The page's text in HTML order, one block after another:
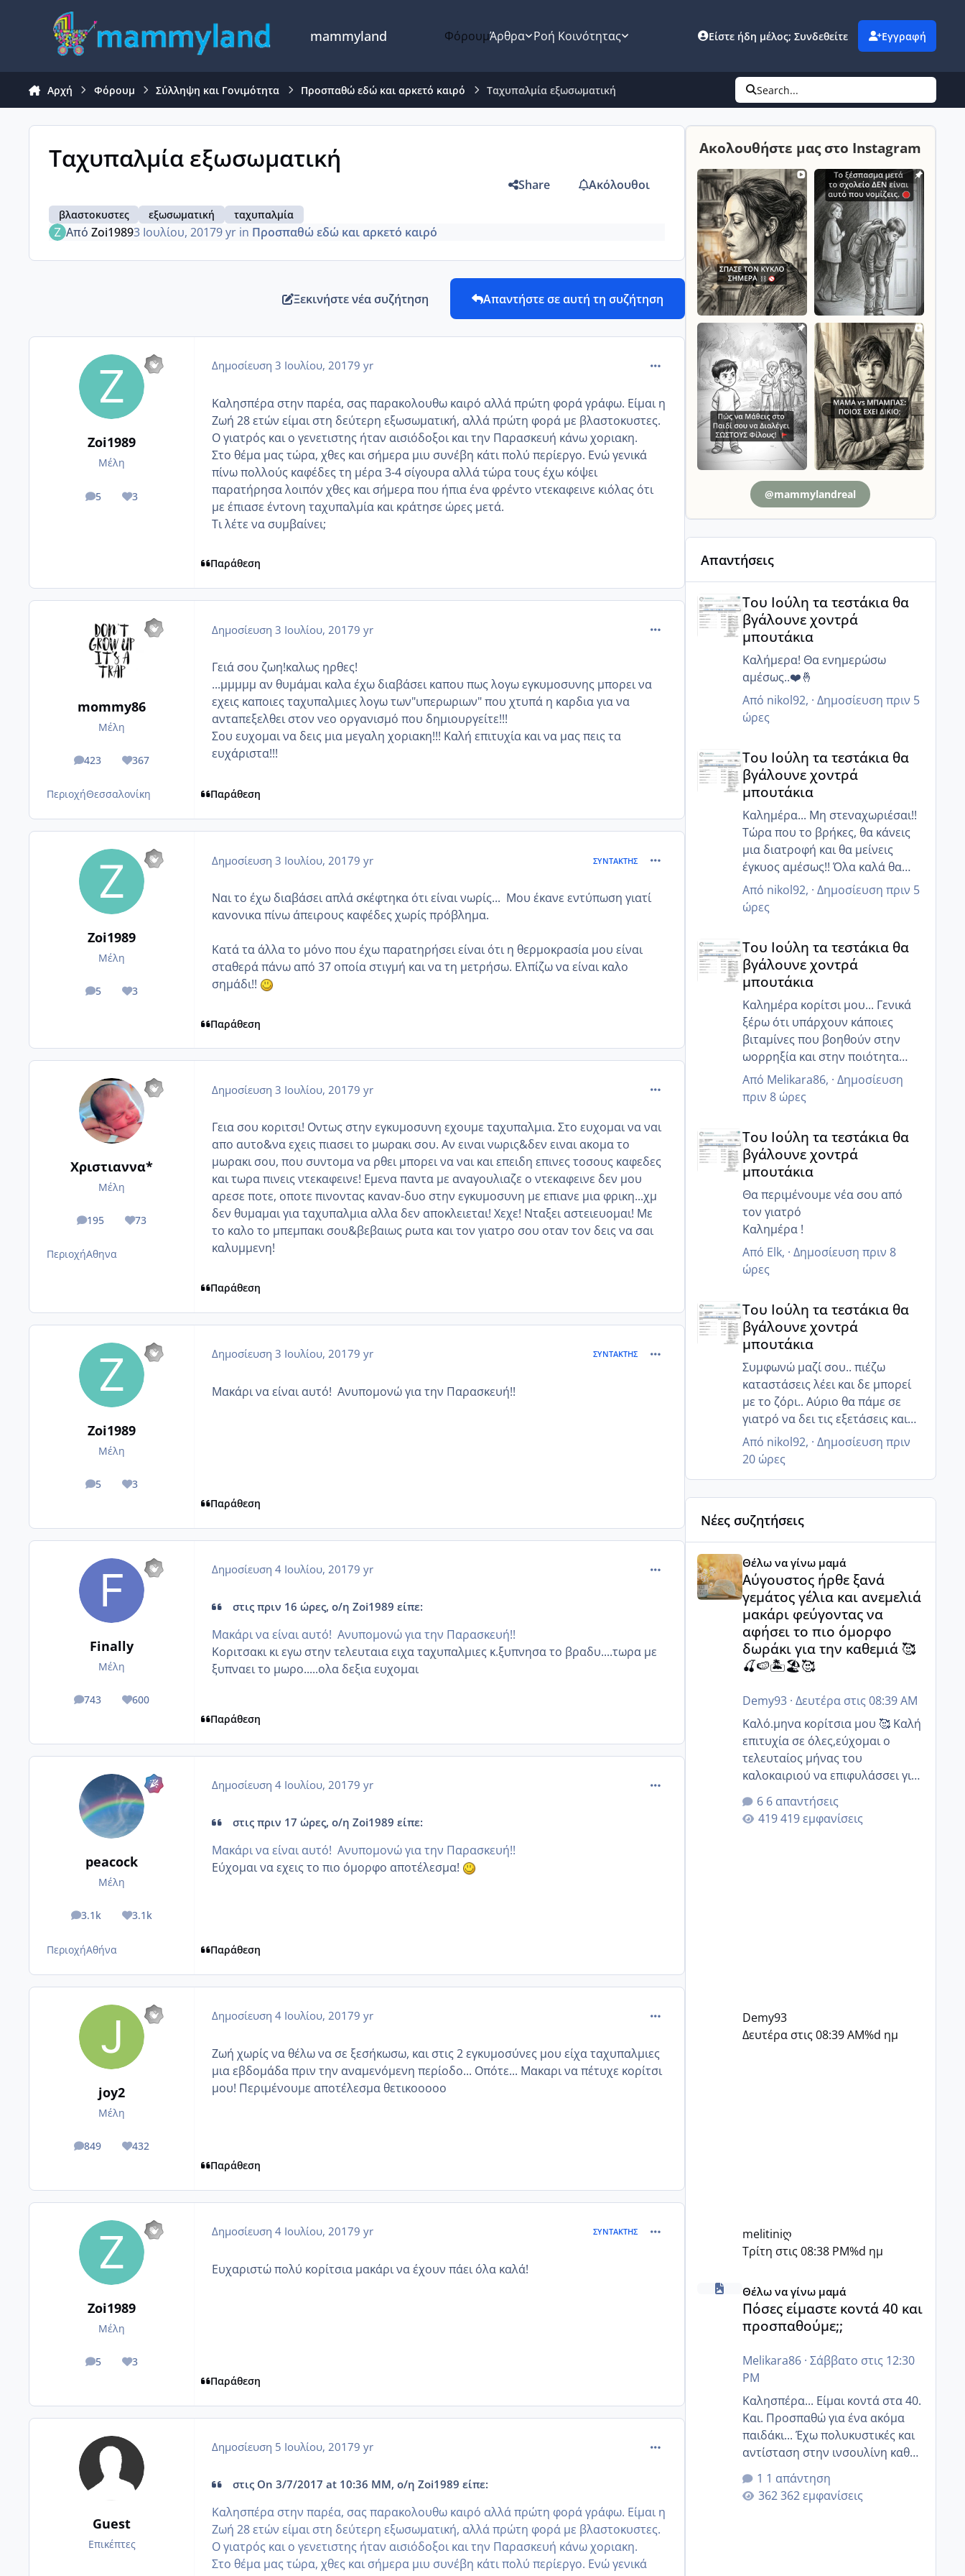
Μετάβαση σε περιεχόμενο
mammyland ΦόρουμΆρθρα Ροή Κοινότητας Είστε ήδη μέλος; Συνδεθείτε Εγγραφή
Αρχή Φόρουμ Σύλληψη και Γονιμότητα Προσπαθώ εδώ και αρκετό καιρό Ταχυπαλμία εξωσωματική Search...
Ταχυπαλμία εξωσωματική
βλαστοκυστες εξωσωματική ταχυπαλμία
Share Ακόλουθοι
ΑπόZoi19893 Ιουλίου, 20179 yr in Προσπαθώ εδώ και αρκετό καιρό
Ξεκινήστε νέα συζήτηση Απαντήστε σε αυτή τη συζήτηση
Zoi1989
Μέλη
5
posts 3
Reputation
Δημοσίευση 3 Ιουλίου, 20179 yr comment_985808
Καλησπέρα στην παρέα, σας παρακολουθω καιρό αλλά πρώτη φορά γράφω. Είμαι η
Ζωή 28 ετών είμαι στη δεύτερη εξωσωματική, αλλά πρώτη φορά με βλαστοκυστες.
Ο γιατρός και ο γενετιστης ήταν αισιόδοξοι και την Παρασκευή κάνω χοριακη.
Στο θέμα μας τώρα, χθες και σήμερα μιυ συνέβη κάτι πολύ περίεργο. Ενώ γενικά
πίνω πολλούς καφέδες τη μέρα 3-4 σίγουρα αλλά τώρα τους έχω κόψει
παρατήρησα λοιπόν χθες και σήμερα που ήπια ένα φρέντο ντεκαφεινε κιόλας ότι
με έπιασε έντονη ταχυπαλμία και κράτησε ώρες μετά.
Τι λέτε να συμβαίνει;
Παράθεση
mommy86
Μέλη
423
posts 367
Reputation
ΠεριοχήΘεσσαλονίκη
Δημοσίευση 3 Ιουλίου, 20179 yr comment_985809
Γειά σου ζωη!καλως ηρθες!
...μμμμμ αν θυμάμαι καλα έχω διαβάσει καπου πως λογω εγκυμοσυνης μπορει να
εχεις καποιες ταχυπαλμιες λογω των"υπερωριων" που χτυπά η καρδια για να
ανταπεξελθει στον νεο οργανισμό που δημιουργείτε!!!
Σου ευχομαι να δεις μια μεγαλη χοριακη!!! Καλή επιτυχία και να μας πεις τα
ευχάριστα!!!
Παράθεση
Zoi1989
Μέλη
5
posts 3
Reputation
Δημοσίευση 3 Ιουλίου, 20179 yr ΣΥΝΤΆΚΤΗΣ comment_985810
Ναι το έχω διαβάσει απλά σκέφτηκα ότι είναι νωρίς... Μου έκανε εντύπωση γιατί
κανονικα πίνω άπειρους καφέδες χωρίς πρόβλημα.
Κατά τα άλλα το μόνο που έχω παρατηρήσει είναι ότι η θερμοκρασία μου είναι
σταθερά πάνω από 37 οποία στιγμή και να τη μετρήσω. Ελπίζω να είναι καλο
σημάδι!!
Παράθεση
Χριστιαννα*
Μέλη
195
posts 73
Reputation
ΠεριοχήΑθηνα
Δημοσίευση 3 Ιουλίου, 20179 yr comment_985811
Γεια σου κοριτσι! Οντως στην εγκυμοσυνη εχουμε ταχυπαλμια. Στο ευχομαι να ναι
απο αυτο&να εχεις πιασει το μωρακι σου. Αν ειναι νωρις&δεν ειναι ακομα το
μωρακι σου, που συντομα να ρθει μπορει να ναι και επειδη επινες τοσους καφεδες
και τωρα πινεις ντεκαφεινε! Εμενα παντα με αναγουλιαζε ο ντεκαφεινε δεν μου
αρεσε ποτε, οποτε πινοντας καναν-δυο στην εγκυμοσυνη με επιανε μια φρικη...χμ
δεν θυμαμαι για ταχυπαλμια αλλα δεν αποκλειεται! Χεχε! Νταξει αστειευομαι! Με
το καλο το μπεμπακι σου&βεβαιως ρωτα και τον γιατρο σου οταν τον δεις να σαι
καλυμμενη!
Παράθεση
Zoi1989
Μέλη
5
posts 3
Reputation
Δημοσίευση 3 Ιουλίου, 20179 yr ΣΥΝΤΆΚΤΗΣ comment_985813
Μακάρι να είναι αυτό! Ανυπομονώ για την Παρασκευή!!
Παράθεση
Finally
Μέλη
743
posts 600
Reputation
Δημοσίευση 4 Ιουλίου, 20179 yr comment_985842
στις πριν 16 ώρες, ο/η Zoi1989 είπε:
Μακάρι να είναι αυτό! Ανυπομονώ για την Παρασκευή!!
Κοριτσακι κι εγω στην τελευταια ειχα ταχυπαλμιες κ.ξυπνησα το βραδυ....τωρα με
ξυπναει το μωρο.....ολα δεξια ευχομαι
Παράθεση
peacock
Μέλη
3.1k
posts 3.1k
Reputation
ΠεριοχήΑθήνα
Δημοσίευση 4 Ιουλίου, 20179 yr comment_985854
στις πριν 17 ώρες, ο/η Zoi1989 είπε:
Μακάρι να είναι αυτό! Ανυπομονώ για την Παρασκευή!!
Εύχομαι να εχεις το πιο όμορφο αποτέλεσμα!
Παράθεση
joy2
Μέλη
849
posts 432
Reputation
Δημοσίευση 4 Ιουλίου, 20179 yr comment_985855
Ζωή χωρίς να θέλω να σε ξεσήκωσω, και στις 2 εγκυμοσύνες μου είχα ταχυπαλμιες
μια εβδομάδα πριν την αναμενόμενη περίοδο... Οπότε... Μακαρι να πέτυχε κορίτσι
μου! Περιμένουμε αποτέλεσμα θετικοοοοο
Παράθεση
Zoi1989
Μέλη
5
posts 3
Reputation
Δημοσίευση 4 Ιουλίου, 20179 yr ΣΥΝΤΆΚΤΗΣ comment_985862
Ευχαριστώ πολύ κορίτσια μακάρι να έχουν πάει όλα καλά!
Παράθεση
Guest
Επικέπτες
Δημοσίευση 5 Ιουλίου, 20179 yr comment_985873
στις On 3/7/2017 at 10:36 ΜΜ, ο/η Zoi1989 είπε:
Καλησπέρα στην παρέα, σας παρακολουθω καιρό αλλά πρώτη φορά γράφω. Είμαι η
Ζωή 28 ετών είμαι στη δεύτερη εξωσωματική, αλλά πρώτη φορά με βλαστοκυστες.
Ο γιατρός και ο γενετιστης ήταν αισιόδοξοι και την Παρασκευή κάνω χοριακη.
Στο θέμα μας τώρα, χθες και σήμερα μιυ συνέβη κάτι πολύ περίεργο. Ενώ γενικά
Ακολουθήστε μας στο Instagram
@mammylandreal
Απαντήσεις
Του Ιούλη τα τεστάκια θα
βγάλουνε χοντρά
μπουτάκια
Καλήμερα! Θα ενημερώσω
αμέσως..❤️🤞
Από nikol92, · Δημοσίευση πριν 5
ώρες
Του Ιούλη τα τεστάκια θα
βγάλουνε χοντρά
μπουτάκια
Καλημέρα... Μη στεναχωριέσαι!!
Τώρα που το βρήκες, θα κάνεις
μια διατροφή και θα μείνεις
έγκυος αμέσως!! Όλα καλά θα
πάνε είμαι σίγουρη!!!❤️❤️
Από nikol92, · Δημοσίευση πριν 5
ώρες
Του Ιούλη τα τεστάκια θα
βγάλουνε χοντρά
μπουτάκια
Καλημέρα κορίτσι μου... Γενικά
ξέρω ότι υπάρχουν κάποιες
βιταμίνες που βοηθούν στην
ωορρηξία και στην ποιότητα
τους... Εμένα έδωσε της
κουμπαράς μου ο γιατρός
κάποιες... Θα την ρωτήσω κ θα
Επίσης εμένα μου είχε πει για τα
ινοφερτ!
ΑΜΗ είχα κάνει πριν μήνες!
Σε αλά νέα, οι εξετάσει μου
χάλια! Μου είπε ότι έτσι δεν θα
μείνω έγκυος...εχω φουλ
αντίσταση στην ινσουλίνη και η
γλυκοζιωμενη μου ήταν 6.30 παω
για ζάχαρο αν δεν προσέξω
ρυθμιστεί όλο αυτό... Εχθές
ήμουν μέσα στα νεύρα... Έκλαιγα
και δεν ήθελα να μου μιλήσει
άνθρωπος και έκλαιγα με
αφορμή αλλά πράγματα άσχετα,
απλά ξέσπασα....
Από Melikara86, · Δημοσίευση
πριν 8 ώρες
Του Ιούλη τα τεστάκια θα
βγάλουνε χοντρά
μπουτάκια
Θα περιμένουμε νέα σου από
τον γιατρό
Καλημέρα !
Από Elk, · Δημοσίευση πριν 8
ώρες
Του Ιούλη τα τεστάκια θα
βγάλουνε χοντρά
μπουτάκια
Συμφωνώ μαζί σου.. πιέζω
καταστάσεις λέει και δε μπορεί
με το ζόρι.. Αύριο θα πάμε σε
γιατρό να δει τις εξετάσεις και
ίσως καταλάβει ότι πρέπει να
βιαστούμε.. 😒
Από nikol92, · Δημοσίευση πριν
20 ώρες
Νέες συζητήσεις
Αύγουστος ήρθε ξανά γεμάτος γέλια και
Θέλω να γίνω μαμά
Αύγουστος ήρθε ξανά
γεμάτος γέλια και ανεμελιά
μακάρι φεύγοντας να
αφήσει το πιο όμορφο
δωράκι για την καθεμιά 🥰
🍒🍉🏝️🏖️🥰
Demy93· Δευτέρα στις 08:39 AM
Καλό.μηνα κορίτσια μου 🥰 Καλή
επιτυχία σε όλες,εύχομαι ο
τελευταίος μήνας του
καλοκαιριού να επιφυλάσσει για
όλες σας την πιο όμορφη
έκπληξη 🧿 @Elk @Melikara86
@Παρασκευαιδου @Zenia z
6 απαντήσεις
419 εμφανίσεις
Demy93
Δευτέρα στις 08:39 AM%d ημ
melitiniღ
Τρίτη στις 08:38 PM%d ημ
Πόσες είμαστε κοντά 40 και προσπαθούμε;;
Θέλω να γίνω μαμά
Πόσες είμαστε κοντά 40 και
προσπαθούμε;;
Melikara86· Σάββατο στις 12:30
PM
Καλησπέρα... Είμαι κοντά στα 40.
Και. Προσπαθώ για ένα ακόμα
παιδάκι... Έχω πολυκυστικές και
αντίσταση στην ινσουλίνη καθώς
και χάσιμοτο! Έχω λίγα κιλά
παραπάνω και όσο κ αν
προσπαθώ δεν χάνω εύκολα!
1 απάντηση
362 εμφανίσεις